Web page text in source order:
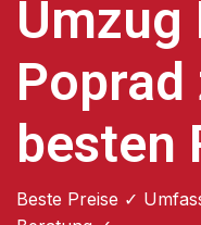
Umzug
Poprad
besten
Beste Preise ✓